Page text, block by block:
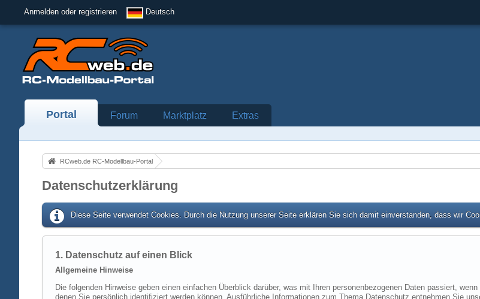
Anmelden oder registrieren Deutsch
Portal Forum Marktplatz Extras
RCweb.de RC-Modellbau-Portal
Datenschutzerklärung
Diese Seite verwendet Cookies. Durch die Nutzung unserer Seite erklären Sie sich damit einverstanden, dass wir
1. Datenschutz auf einen Blick
Allgemeine Hinweise
Die folgenden Hinweise geben einen einfachen Überblick darüber, was mit Ihren personenbezogenen Daten passiert,
denen Sie persönlich identifiziert werden können. Ausführliche Informationen zum Thema Datenschutz entnehmen Sie